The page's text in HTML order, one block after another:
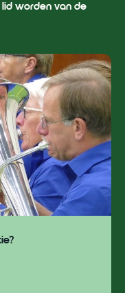
worden van de